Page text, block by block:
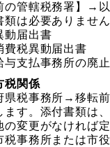
の管轄税務署】→
類は必要ありませ
動届出書
費税異動届出書
与支払事務所の廃
税関係
県税事務所→移転
ます。添付書類は
の変更がなければ
税事務所または市